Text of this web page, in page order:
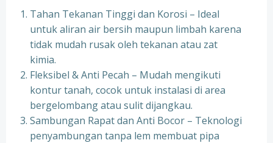
Tahan Tekanan Tinggi dan Korosi – Ideal
untuk aliran air bersih maupun limbah karena
tidak mudah rusak oleh tekanan atau zat
kimia.
Fleksibel & Anti Pecah – Mudah mengikuti
kontur tanah, cocok untuk instalasi di area
bergelombang atau sulit dijangkau.
Sambungan Rapat dan Anti Bocor – Teknologi
penyambungan tanpa lem membuat pipa